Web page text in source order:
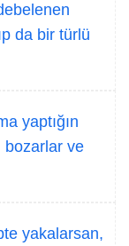
da bir türlü
yaptığın
bozarlar ve
yakalarsan,